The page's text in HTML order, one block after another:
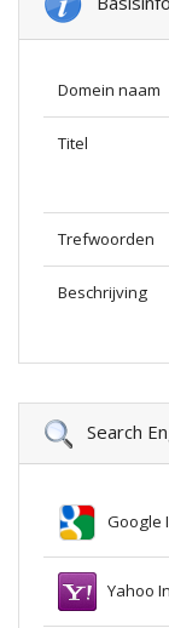
Domein naam
Titel
Trefwoorden
Beschrijving
Search
Google
Yahoo